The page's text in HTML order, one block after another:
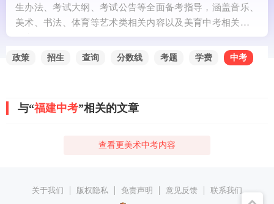
生办法、考试大纲、考试公告等全面备考指导，涵盖音乐、
美术、书法、体育等艺术类相关内容以及美育中考相关政策
政策 招生 查询 分数线 考题 学费 中考
与“福建中考”相关的文章
查看更美术中考内容
关于我们 | 版权隐私 | 免责声明 | 意见反馈 | 联系我们